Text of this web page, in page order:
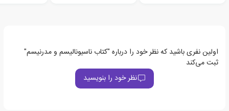
اولین نفری باشید که نظر خود را درباره "کتاب ناسیونالیسم و مدرنیسم"
ثبت می‌کند
نظر خود را بنویسید